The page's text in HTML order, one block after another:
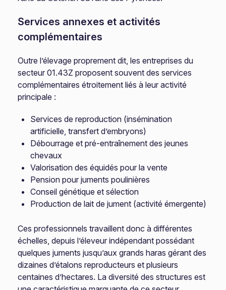
Services annexes et activités
complémentaires
Outre l’élevage proprement dit, les entreprises du
secteur 01.43Z proposent souvent des services
complémentaires étroitement liés à leur activité
principale :
Services de reproduction (insémination
artificielle, transfert d’embryons)
Débourrage et pré-entraînement des jeunes
chevaux
Valorisation des équidés pour la vente
Pension pour juments poulinières
Conseil génétique et sélection
Production de lait de jument (activité émergente)
Ces professionnels travaillent donc à différentes
échelles, depuis l’éleveur indépendant possédant
quelques juments jusqu’aux grands haras gérant des
dizaines d’étalons reproducteurs et plusieurs
centaines d’hectares. La diversité des structures est